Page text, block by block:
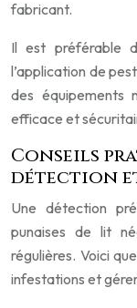
fabricant.
Il est préférable
l’application de
des équipements
efficace et
Conseils
détection
Une détection
punaises de lit
régulières. Voici
infestations et